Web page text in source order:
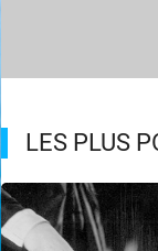
LES PLUS